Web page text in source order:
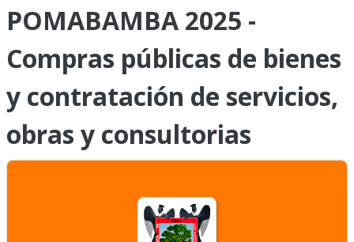
POMABAMBA 2025 -
Compras públicas de bienes
y contratación de servicios,
obras y consultorias